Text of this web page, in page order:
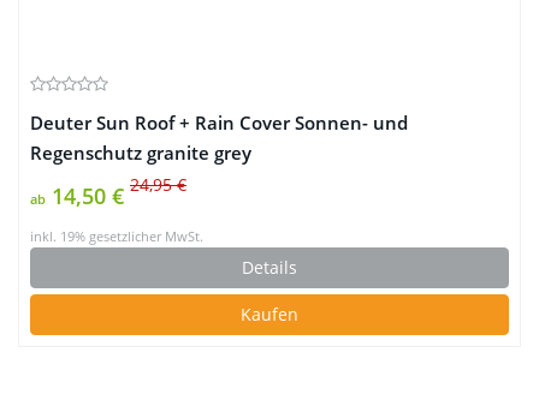
Deuter Sun Roof + Rain Cover Sonnen- und
Regenschutz granite grey
ab 14,50 € 24,95 €
inkl. 19% gesetzlicher MwSt.
Details
Kaufen